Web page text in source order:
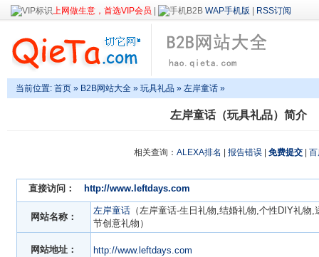
上网做生意，首选VIP会员 WAP手机版 RSS订阅
当前位置: 首页 » B2B网站大全 » 玩具礼品 » 左岸童话 »
左岸童话（玩具礼品）简介
相关查询： ALEXA排名 报告错误 免费提交
直接访问： http://www.leftdays.com
网站名称：
左岸童话 （左岸童话-生日礼物,结婚礼物,个性DIY礼
节创意礼物）
网站地址： http://www.leftdays.com